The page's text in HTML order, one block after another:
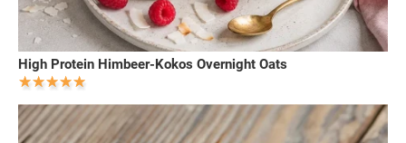
High Protein Himbeer-Kokos Overnight Oats